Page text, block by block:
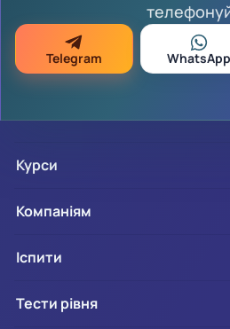
Telegram WhatsApp
Курси
Компаніям
Іспити
Тести рівня